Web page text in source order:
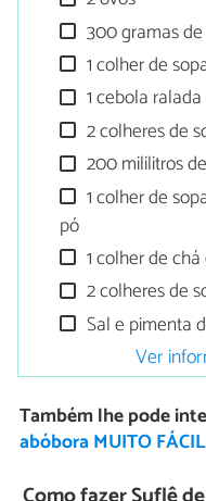
300 gramas
1 colher de
1 cebola ralada
2 colheres de
200 mililitros
1 colher de
pó
1 colher de
2 colheres de
Sal e pimenta
Ver
Também lhe pode
abóbora MUITO FÁCIL